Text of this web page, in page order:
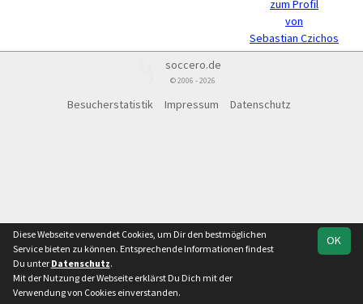
zum Profil
von
Sebastian Czichos
soccero.de
© 2006 - 2026
Besucherstatistik Impressum Datenschutz
OK
Diese Webseite verwendet Cookies, um Dir den bestmöglichen
Service bieten zu können. Entsprechende Informationen findest
Du unter Datenschutz.
Mit der Nutzung der Webseite erklärst Du Dich mit der
Verwendung von Cookies einverstanden.